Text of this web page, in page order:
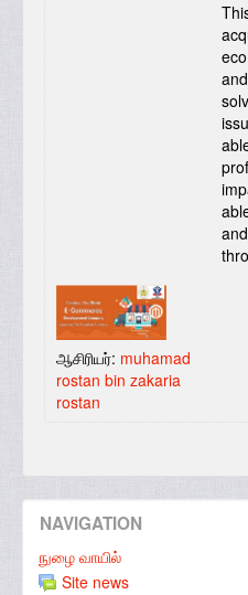
ஆசிரியர்: muhamad
rostan bin zakaria
rostan
NAVIGATION
நுழை வாயில்
Site news